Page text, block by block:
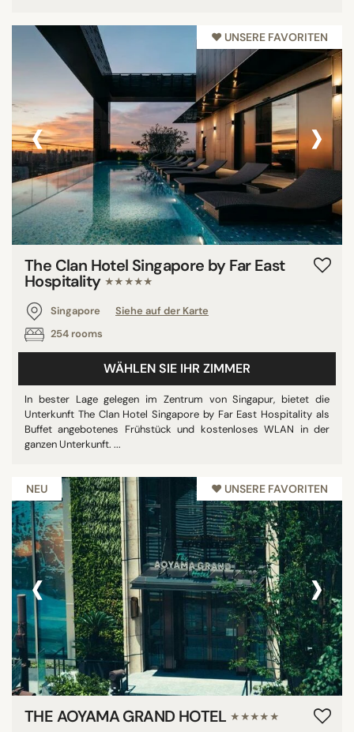
♥︎ UNSERE FAVORITEN
‹ ›
The Clan Hotel Singapore by Far East
Hospitality ★★★★★
Singapore
Siehe auf der Karte
254 rooms
WÄHLEN SIE IHR ZIMMER
In bester Lage gelegen im Zentrum von Singapur, bietet die
Unterkunft The Clan Hotel Singapore by Far East Hospitality als
Buffet angebotenes Frühstück und kostenloses WLAN in der
ganzen Unterkunft. ...
NEU ♥︎ UNSERE FAVORITEN
‹ ›
THE AOYAMA GRAND HOTEL ★★★★★